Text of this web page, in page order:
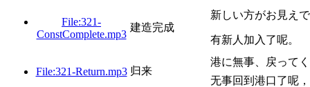
File:321-
ConstComplete.mp3
建造完成
新しい方がお見え
有新人加入了呢。
File:321-Return.mp3 归来
港に無事、戻って
无事回到港口了呢